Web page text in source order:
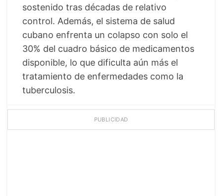
sostenido tras décadas de relativo
control. Además, el sistema de salud
cubano enfrenta un colapso con solo el
30% del cuadro básico de medicamentos
disponible, lo que dificulta aún más el
tratamiento de enfermedades como la
tuberculosis.
PUBLICIDAD